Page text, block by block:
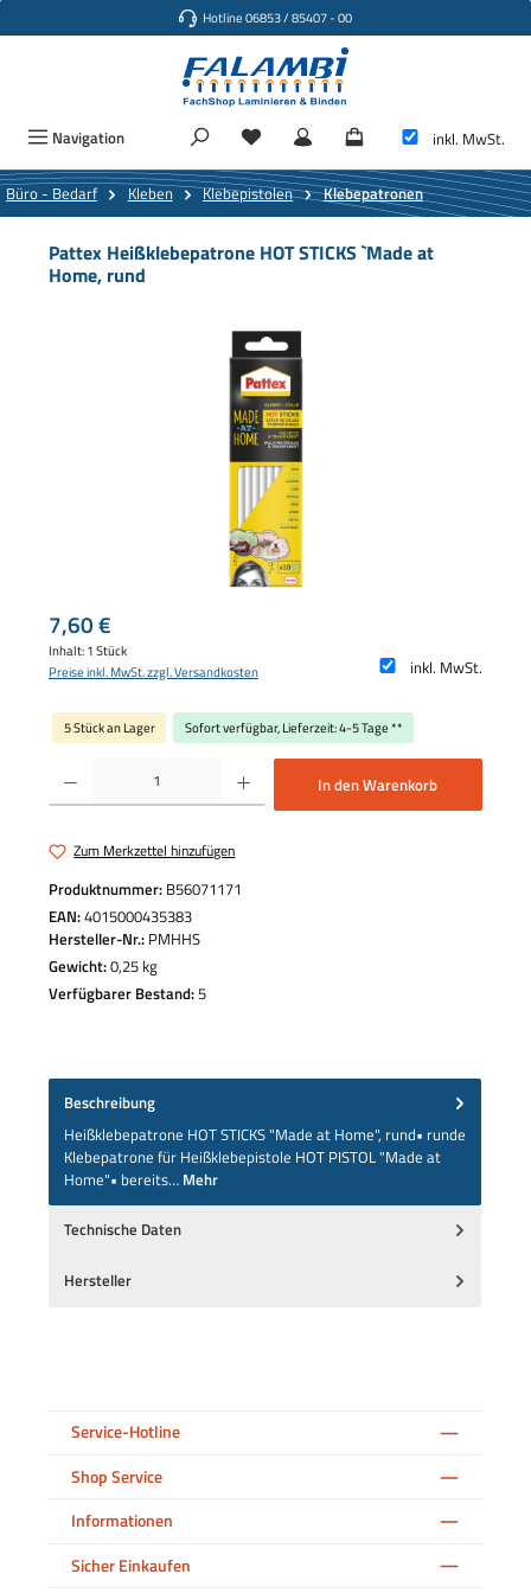
Hotline 06853 / 85407 - 00
Navigation inkl. MwSt.
Büro - Bedarf Kleben Klebepistolen Klebepatronen
Pattex Heißklebepatrone HOT STICKS `Made at
Home, rund
Regulärer Preis:
7,60 €
Inhalt:1 Stück
inkl. MwSt.
Preise inkl. MwSt. zzgl. Versandkosten
5 Stück an Lager Sofort verfügbar, Lieferzeit: 4-5 Tage **
Produkt Anzahl: Gib den gewünschten Wert ein oder benutze die Schaltflächen um
In den Warenkorb
Zum Merkzettel hinzufügen
Produktnummer: B56071171
EAN:4015000435383
Hersteller-Nr.: PMHHS
Gewicht:0,25 kg
Verfügbarer Bestand:5
Beschreibung
Heißklebepatrone HOT STICKS "Made at Home", rund• runde
Klebepatrone für Heißklebepistole HOT PISTOL "Made at
Home"• bereits… Mehr
Technische Daten
Hersteller
Service-Hotline
Shop Service
Informationen
Sicher Einkaufen